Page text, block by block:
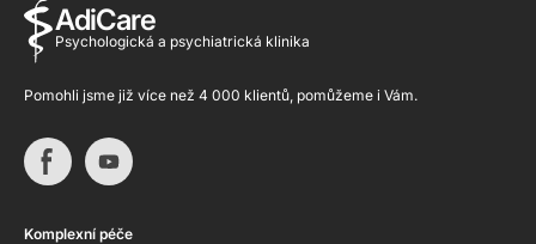
AdiCare
Psychologická a psychiatrická klinika
Pomohli jsme již více než 4 000 klientů, pomůžeme i Vám.
Komplexní péče